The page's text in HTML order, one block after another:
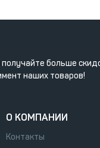
больше
наших товаров!
О КОМПАНИИ
Контакты